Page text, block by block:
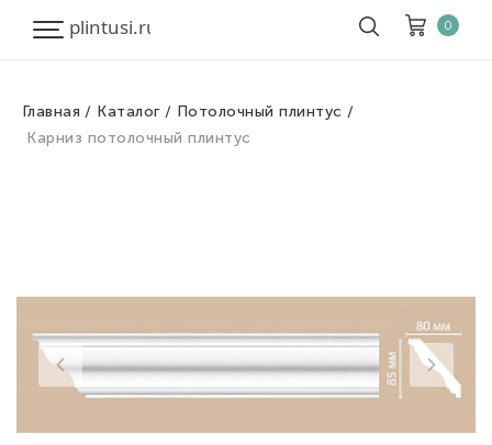
Корзина
0
Главная Каталог
Потолочный плинтус
Карниз потолочный плинтус